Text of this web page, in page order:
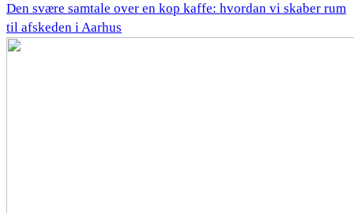
Den svære samtale over en kop kaffe: hvordan vi skaber rum
til afskeden i Aarhus